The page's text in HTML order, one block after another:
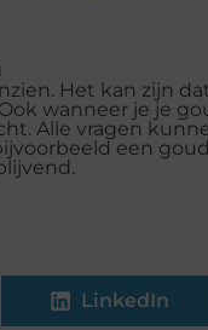
Het kan zijn
wanneer je je
Alle vragen
een
LinkedIn